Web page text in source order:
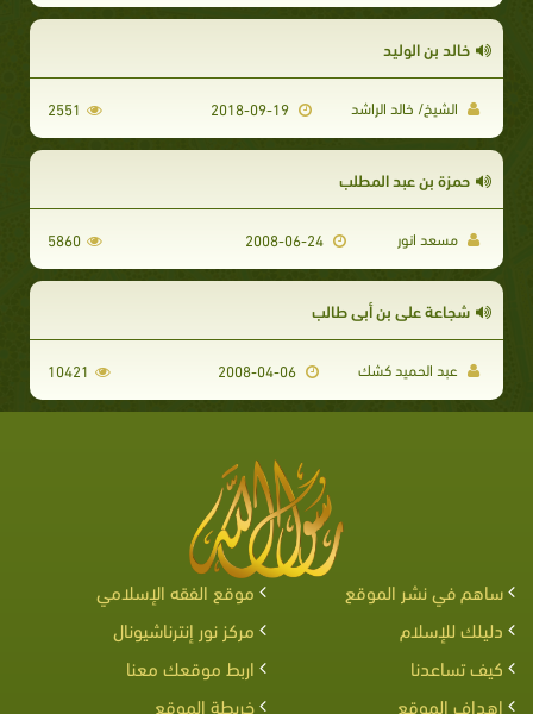
خالد بن الوليد
الشيخ/ خالد الراشد 2018-09-19
2551
حمزة بن عبد المطلب
مسعد انور 2008-06-24
5860
شجاعة علي بن أبي طالب
عبد الحميد كشك 2008-04-06
10421
ساهم في نشر الموقع
موقع الفقه الإسلامي
دليلك للإسلام
مركز نور إنترناشيونال
كيف تساعدنا
اربط موقعك معنا
اهداف الموقع
خريطة الموقع